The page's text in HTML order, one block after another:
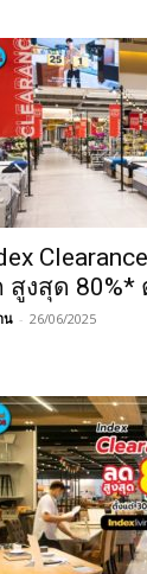
สูงสุด 80%*
น - 26/06/2025